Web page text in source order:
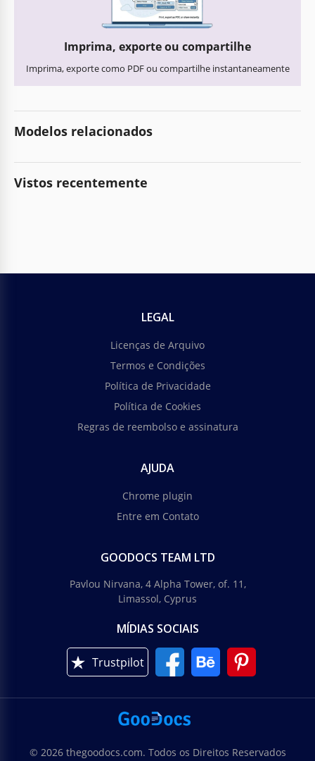
Imprima, exporte ou compartilhe
Imprima, exporte como PDF ou compartilhe instantaneamente
Modelos relacionados
Vistos recentemente
LEGAL
Licenças de Arquivo
Termos e Condições
Política de Privacidade
Política de Cookies
Regras de reembolso e assinatura
AJUDA
Chrome plugin
Entre em Contato
GOODOCS TEAM LTD
Pavlou Nirvana, 4 Alpha Tower, of. 11,
Limassol, Cyprus
MÍDIAS SOCIAIS
Trustpilot
© 2026 thegoodocs.com. Todos os Direitos Reservados